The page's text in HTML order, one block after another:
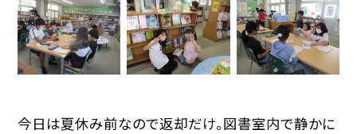
今日は夏休み前なので返却だけ。図書室内で静かに